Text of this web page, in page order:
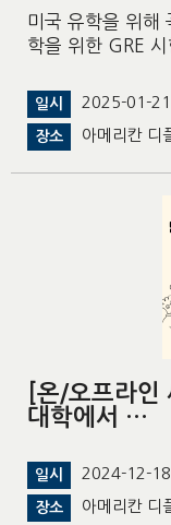
미국 유학을 위해
학을 위한 GRE
일시 2025-01-
장소 아메리칸 디
[온/오프라인
대학에서 …
일시 2024-12-18
장소 아메리칸 디